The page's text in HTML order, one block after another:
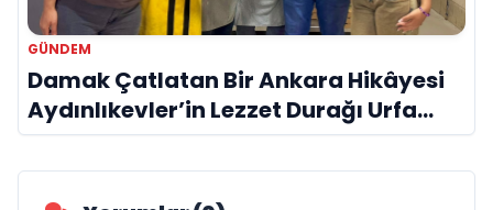
GÜNDEM
Damak Çatlatan Bir Ankara Hikâyesi
Aydınlıkevler’in Lezzet Durağı Urfa
Damak